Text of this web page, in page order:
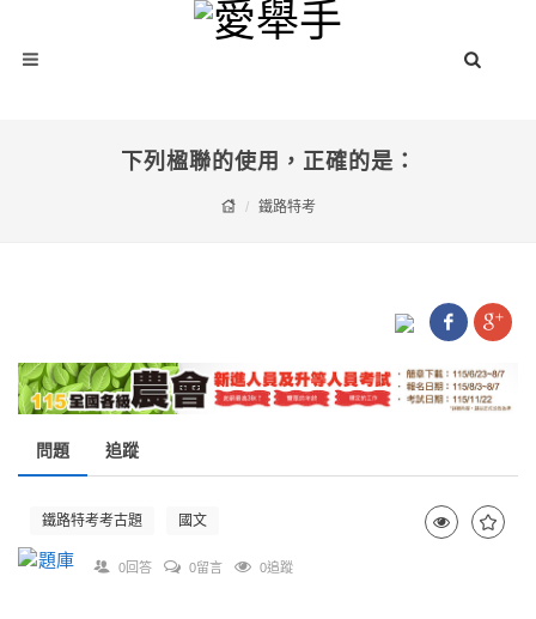
下列楹聯的使用，正確的是：
鐵路特考
問題 追蹤
鐵路特考考古題 國文
0回答 0留言 0追蹤